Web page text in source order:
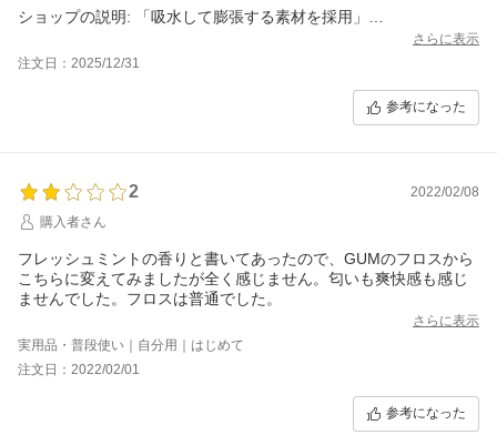
ショップの説明: 「吸水して膨張する素材を採用」
さらに表示
注文日：2025/12/31
参考になった
2
2022/02/08
購入者さん
フレッシュミントの香りと書いてあったので、GUMのフロスから
こちらに変えてみましたが全く感じません。匂いも爽快感も感じ
ませんでした。フロスは普通でした。
さらに表示
実用品・普段使い｜自分用｜はじめて
注文日：2022/02/01
参考になった